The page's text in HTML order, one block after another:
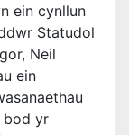
ein cynllun
Statudol
Neil
ein
bod yr